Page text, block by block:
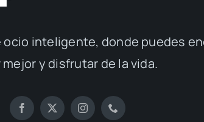
ocio inteligente, donde puedes
mejor y disfrutar de la vida.